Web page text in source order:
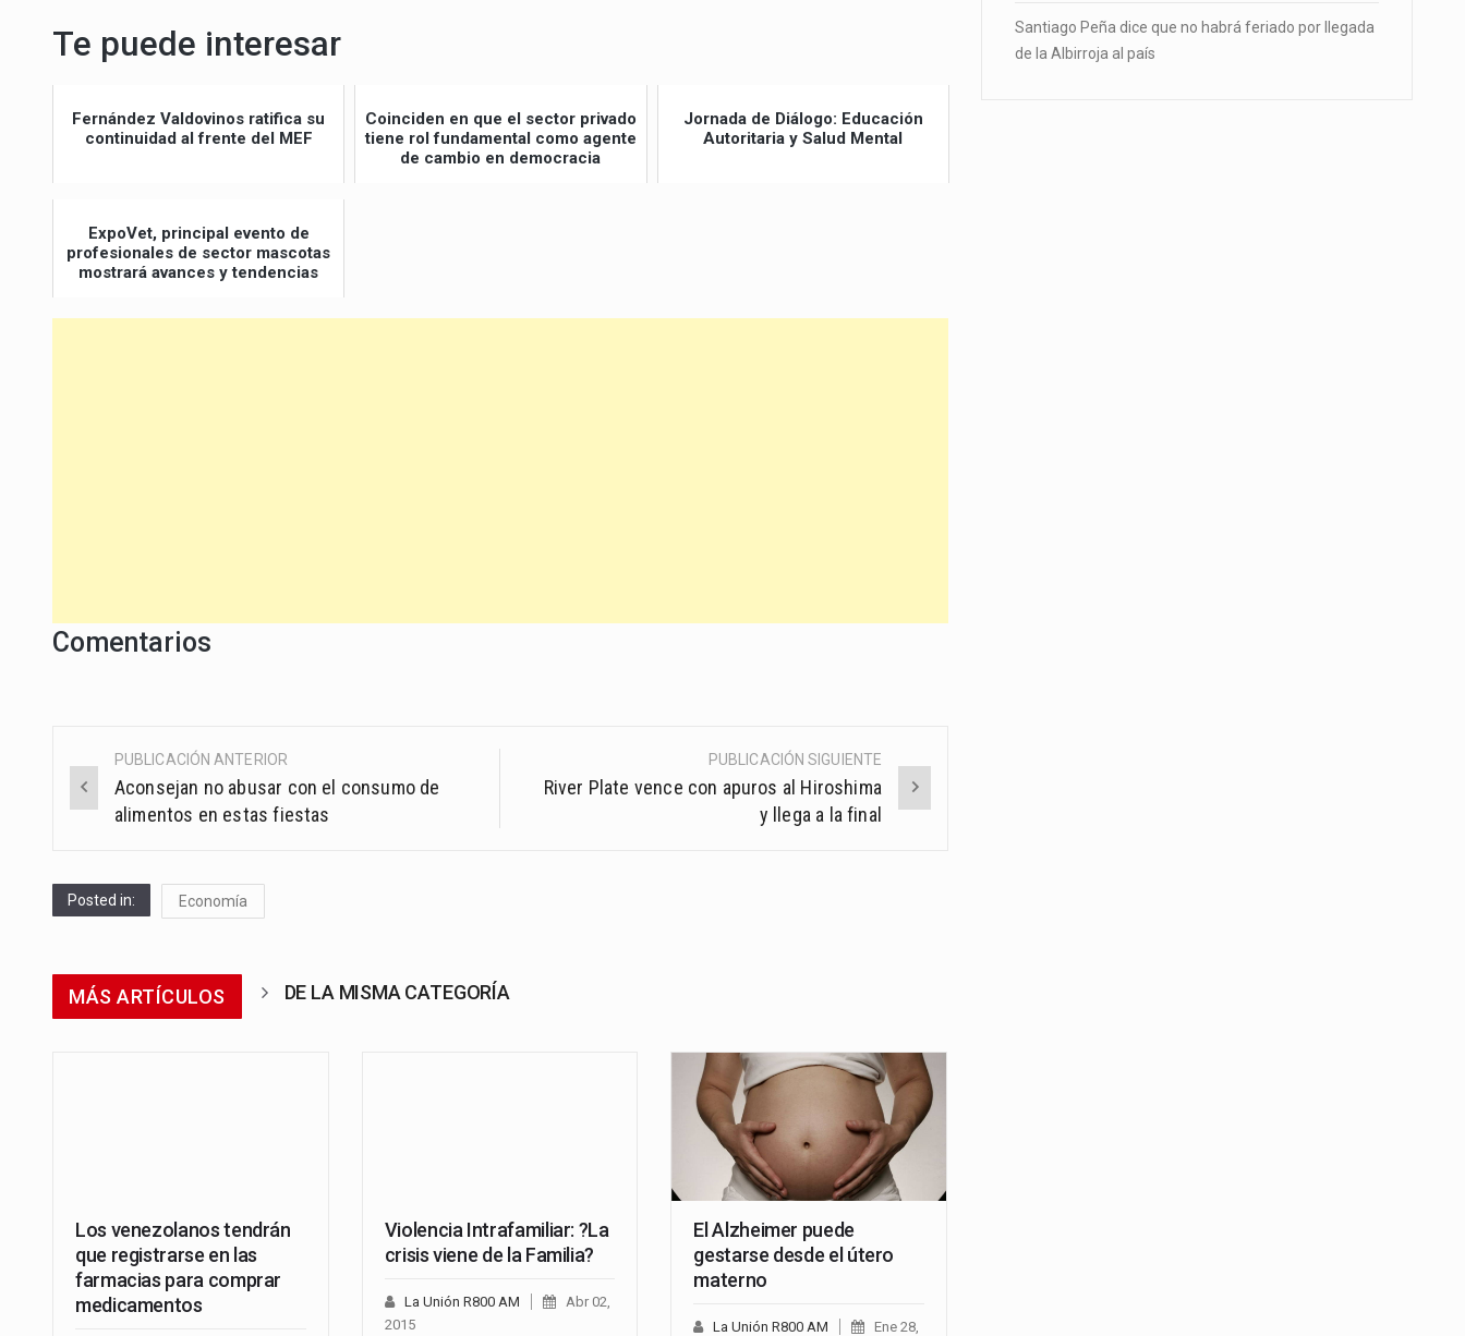
aumentar
o
Te puede interesar
Fernández Valdovinos ratifica su
continuidad al frente del MEF
Coinciden en que el sector privado
tiene rol fundamental como agente
de cambio en democracia
Jornada de Diálogo: Educación
Autoritaria y Salud Mental
ExpoVet, principal evento de
profesionales de sector mascotas
mostrará avances y tendencias
Comentarios
Post
navigation
PUBLICACIÓN ANTERIOR
Aconsejan no abusar con el consumo de
alimentos en estas fiestas
PUBLICACIÓN SIGUIENTE
River Plate vence con apuros al Hiroshima
y llega a la final
Posted in: Economía
MÁS ARTÍCULOS DE LA MISMA CATEGORÍA
Los venezolanos tendrán
que registrarse en las
farmacias para comprar
medicamentos
Violencia Intrafamiliar: ?La
crisis viene de la Familia?
La Unión R800 AM
Abr 02,
2015
El Alzheimer puede
gestarse desde el útero
materno
La Unión R800 AM
Ene 28,
Santiago Peña dice que no habrá feriado por llegada
de la Albirroja al país